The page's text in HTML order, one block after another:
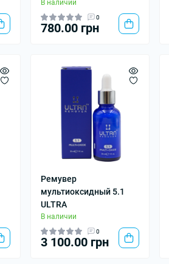
В наличии
0
780.00 грн
Ремувер
мультиоксидный 5.1
ULTRA
В наличии
0
3 100.00 грн